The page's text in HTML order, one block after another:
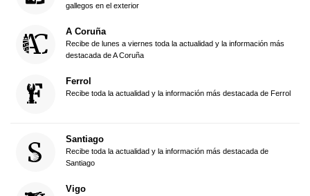
gallegos en el exterior
A Coruña
Recibe de lunes a viernes toda la actualidad y la información más
destacada de A Coruña
Ferrol
Recibe toda la actualidad y la información más destacada de Ferrol
Santiago
Recibe toda la actualidad y la información más destacada de
Santiago
Vigo